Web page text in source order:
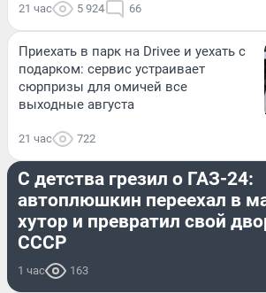
21 час 5 924 66
Приехать в парк на Drivee и уехать с
подарком: сервис устраивает
сюрпризы для омичей все
выходные августа
21 час 722
РАЗВЛЕЧЕНИЯ
С детства грезил о ГАЗ-24:
автоплюшкин переехал в
хутор и превратил свой
СССР
1 час 163